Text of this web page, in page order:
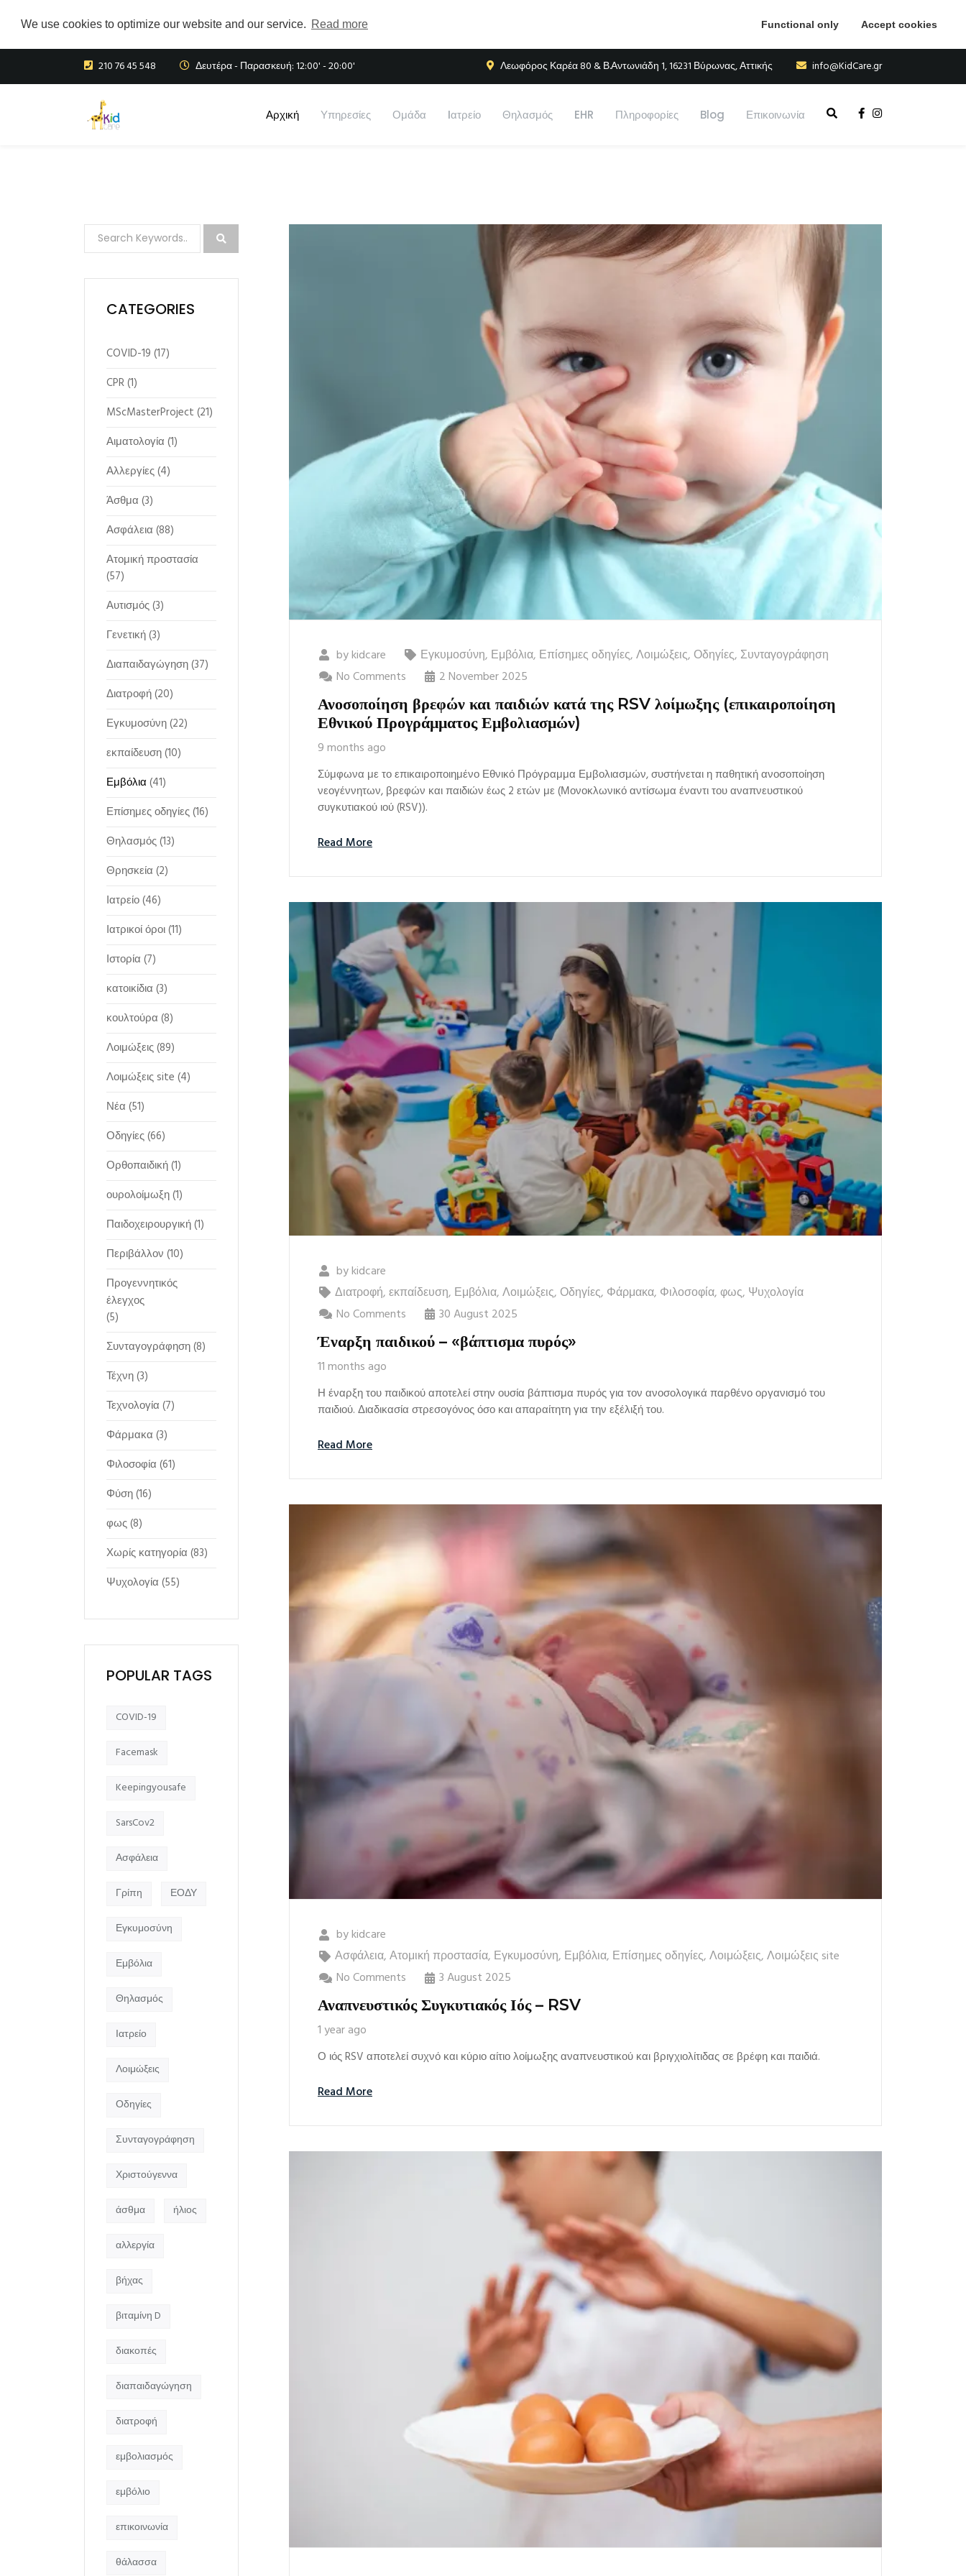
We use cookies to optimize our website and our service. Read more Functional only Accept cookies
210 76 45 548 Δευτέρα - Παρασκευή: 12:00' - 20:00' Λεωφόρος Καρέα 80 & Β.Αντωνιάδη 1, 16231 Βύρωνας, Αττικής info@KidCare.gr
Αρχική Υπηρεσίες Ομάδα Iατρείο Θηλασμός EHR Πληροφορίες Blog Επικοινωνία
bykidcare Εγκυμοσύνη, Εμβόλια, Επίσημες οδηγίες,Λοιμώξεις, Οδηγίες, Συνταγογράφηση
No Comments
2 November 2025
Ανοσοποίηση βρεφών και παιδιών κατά της RSV λοίμωξης (επικαιροποίηση
Εθνικού Προγράμματος Εμβολιασμών)
9 months ago
Σύμφωνα με το επικαιροποιημένο Εθνικό Πρόγραμμα Εμβολιασμών, συστήνεται η παθητική ανοσοποίηση
νεογέννητων, βρεφών και παιδιών έως 2 ετών με (Μονοκλωνικό αντίσωμα έναντι του αναπνευστικού
συγκυτιακού ιού (RSV)).
Read More
bykidcare
Διατροφή,εκπαίδευση, Εμβόλια,Λοιμώξεις, Οδηγίες, Φάρμακα, Φιλοσοφία,φως, Ψυχολογία
No Comments
30 August 2025
Έναρξη παιδικού – «βάπτισμα πυρός»
11 months ago
Η έναρξη του παιδικού αποτελεί στην ουσία βάπτισμα πυρός για τον ανοσολογικά παρθένο οργανισμό του
παιδιού. Διαδικασία στρεσογόνος όσο και απαραίτητη για την εξέλιξή του.
Read More
bykidcare
Ασφάλεια,Ατομική προστασία, Εγκυμοσύνη, Εμβόλια, Επίσημες οδηγίες,Λοιμώξεις,Λοιμώξεις site
No Comments
3 August 2025
Αναπνευστικός Συγκυτιακός Ιός – RSV
1 year ago
Ο ιός RSV αποτελεί συχνό και κύριο αίτιο λοίμωξης αναπνευστικού και βριγχιολίτιδας σε βρέφη και παιδιά.
Read More
CATEGORIES
COVID-19 (17)
CPR(1)
MScMasterProject (21)
Αιματολογία (1)
Αλλεργίες(4)
Άσθμα (3)
Ασφάλεια (88)
Ατομική προστασία
(57)
Αυτισμός(3)
Γενετική(3)
Διαπαιδαγώγηση(37)
Διατροφή(20)
Εγκυμοσύνη(22)
εκπαίδευση(10)
Εμβόλια (41)
Επίσημες οδηγίες(16)
Θηλασμός(13)
Θρησκεία (2)
Ιατρείο(46)
Ιατρικοί όροι(11)
Ιστορία (7)
κατοικίδια (3)
κουλτούρα (8)
Λοιμώξεις(89)
Λοιμώξεις site (4)
Νέα (51)
Οδηγίες(66)
Ορθοπαιδική(1)
ουρολοίμωξη(1)
Παιδοχειρουργική(1)
Περιβάλλον (10)
Προγεννητικός
έλεγχος
(5)
Συνταγογράφηση(8)
Τέχνη(3)
Τεχνολογία (7)
Φάρμακα (3)
Φιλοσοφία (61)
Φύση(16)
φως(8)
Χωρίς κατηγορία (83)
Ψυχολογία (55)
POPULAR TAGS
COVID-19
Facemask
Keepingyousafe
SarsCov2
Ασφάλεια
Γρίπη ΕΟΔΥ
Εγκυμοσύνη
Εμβόλια
Θηλασμός
Ιατρείο
Λοιμώξεις
Οδηγίες
Συνταγογράφηση
Χριστούγεννα
άσθμα ήλιος
αλλεργία
βήχας
βιταμίνη D
διακοπές
διαπαιδαγώγηση
διατροφή
εμβολιασμός
εμβόλιο
επικοινωνία
θάλασσα